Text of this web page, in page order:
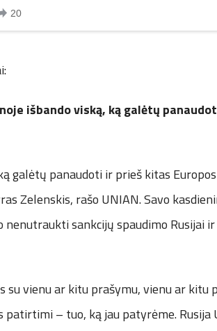
išbando viską, ką galėtų
galėtų panaudoti ir prieš kitas
Zelenskis, rašo UNIAN. Savo
sankcijų spaudimo Rusijai
su vienu ar kitu prašymu, vienu ar kitu
– tuo, ką jau patyrėme. Rusija